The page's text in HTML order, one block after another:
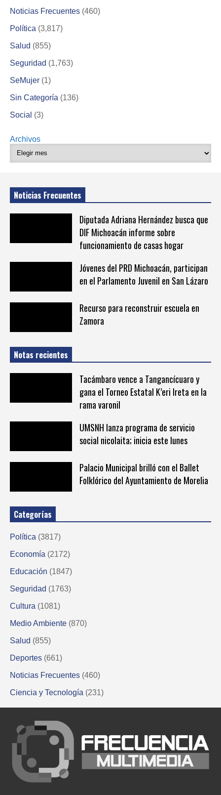
Noticias Frecuentes (460)
Política (3,817)
Salud (855)
Seguridad (1,763)
SeMujer (1)
Sin Categoría (136)
Social (3)
Archivos
Noticias Frecuentes
Diputada Adriana Hernández busca que
DIF Michoacán informe sobre
funcionamiento de casas hogar
Jóvenes del PRD Michoacán, participan
en el Parlamento Juvenil en San Lázaro
Recurso para reconstruir escuela en
Zamora
Notas recientes
Tacámbaro vence a Tangancícuaro y
gana el Torneo Estatal K’eri Ireta en la
rama varonil
UMSNH lanza programa de servicio
social nicolaita; inicia este lunes
Palacio Municipal brilló con el Ballet
Folklórico del Ayuntamiento de Morelia
Categorías
Política (3817)
Economía (2172)
Educación (1847)
Seguridad (1763)
Cultura (1081)
Medio Ambiente (870)
Salud (855)
Deportes (661)
Noticias Frecuentes (460)
Ciencia y Tecnología (231)